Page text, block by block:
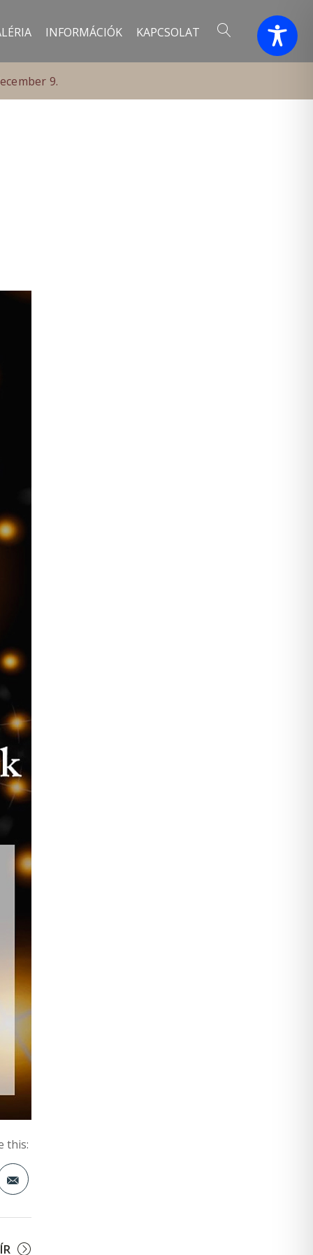
INFORMÁCIÓK KAPCSOLAT
9.
this: